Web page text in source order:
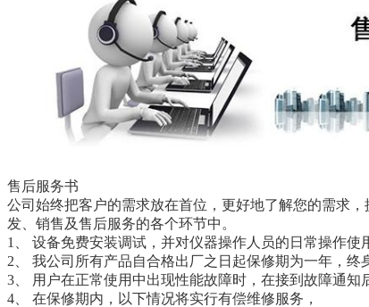
售后服务书
公司始终把客户的需求放在首位，更好地了解您的需求
发、销售及售后服务的各个环节中。
1、 设备免费安装调试，并对仪器操作人员的日常操作
2、 我公司所有产品自合格出厂之日起保修期为一年，
3、 用户在正常使用中出现性能故障时，在接到故障通
4、 在保修期内，以下情况将实行有偿维修服务，